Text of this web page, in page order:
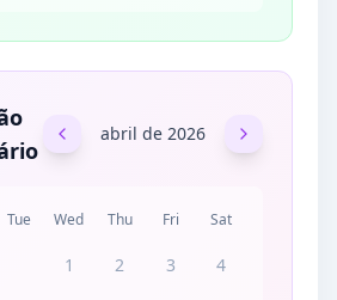
abril de 2026
Tue Wed Thu Fri Sat
1 2 3 4